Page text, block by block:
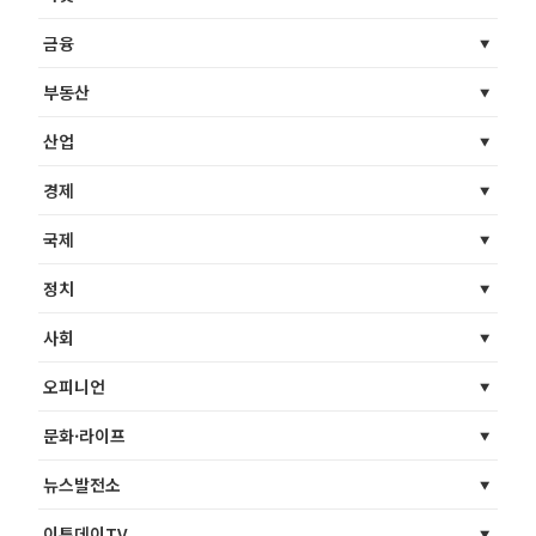
금융
부동산
산업
경제
국제
정치
사회
오피니언
문화·라이프
뉴스발전소